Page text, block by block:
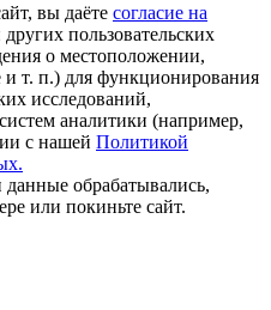
вы даёте согласие на
других пользовательских
о местоположении,
и т. п.) для функционирования
исследований,
аналитики (например,
с нашей Политикой
обрабатывались,
или покиньте сайт.